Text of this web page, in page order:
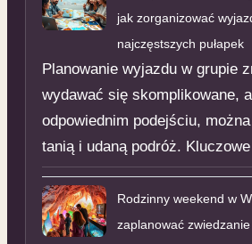
jak zorganizować
najczęstszych pułapek
Planowanie wyjazdu w grupie
wydawać się skomplikowane,
odpowiednim podejściu,
tanią i udaną podróż.
Rodzinny weekend w
zaplanować